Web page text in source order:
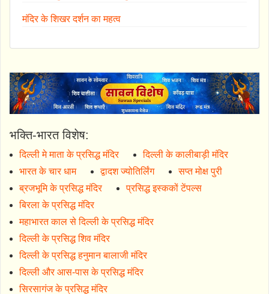
मंदिर के शिखर दर्शन का महत्व
भक्ति-भारत विशेष:
दिल्ली मे माता के प्रसिद्ध मंदिर
दिल्ली के कालीबाड़ी मंदिर
भारत के चार धाम
द्वादश ज्योतिर्लिंग
सप्त मोक्ष पुरी
ब्रजभूमि के प्रसिद्ध मंदिर
प्रसिद्ध इस्ककों टेंपल्स
बिरला के प्रसिद्ध मंदिर
महाभारत काल से दिल्ली के प्रसिद्ध मंदिर
दिल्ली के प्रसिद्ध शिव मंदिर
दिल्ली के प्रसिद्ध हनुमान बालाजी मंदिर
दिल्ली और आस-पास के प्रसिद्ध मंदिर
सिरसागंज के प्रसिद्ध मंदिर